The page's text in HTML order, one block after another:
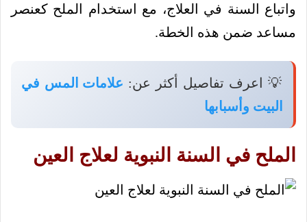
واتباع السنة في العلاج، مع استخدام الملح كعنصر
مساعد ضمن هذه الخطة.
💡 اعرف تفاصيل أكثر عن: علامات المس في
البيت وأسبابها
الملح في السنة النبوية لعلاج العين